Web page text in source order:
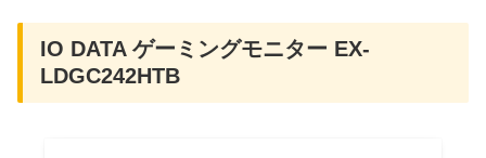
IO DATA ゲーミングモニター EX-
LDGC242HTB